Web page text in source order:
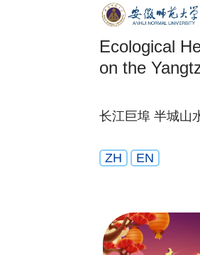
Ecological
on the
长江巨埠 半城
ZH EN